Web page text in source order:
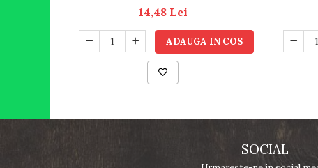
14,48 Lei
ADAUGA IN COS
SOCIAL